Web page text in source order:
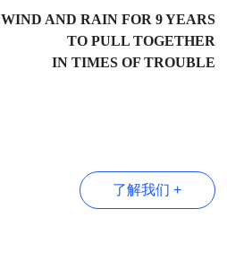
WIND AND RAIN FOR 9 YEARS
TO PULL TOGETHER
IN TIMES OF TROUBLE
了解我们 +